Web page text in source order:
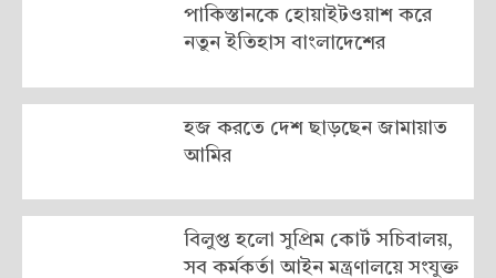
পাকিস্তানকে হোয়াইটওয়াশ করে
নতুন ইতিহাস বাংলাদেশের
হজ করতে দেশ ছাড়ছেন জামায়াত
আমির
বিলুপ্ত হলো সুপ্রিম কোর্ট সচিবালয়,
সব কর্মকর্তা আইন মন্ত্রণালয়ে সংযুক্ত